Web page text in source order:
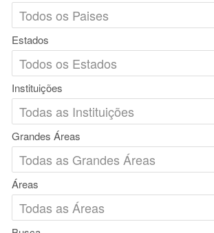
Estados
Instituições
Grandes Áreas
Áreas